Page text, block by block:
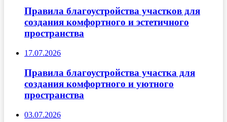
Правила благоустройства участков для
создания комфортного и эстетичного
пространства
17.07.2026
Правила благоустройства участка для
создания комфортного и уютного
пространства
03.07.2026